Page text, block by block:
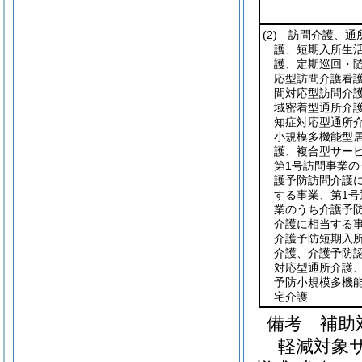
(2) 訪問介護、通
護、短期入所生
護、定期巡回・
応型訪問介護看
間対応型訪問介
域密着型通所介
知症対応型通所
小規模多機能型
護、複合型サー
第1号訪問事業の
護予防訪問介護
する事業、第1号
業のうち介護予
介護に相当する
介護予防短期入
介護、介護予防
対応型通所介護
予防小規模多機
宅介護
備考 補助
軽減対象